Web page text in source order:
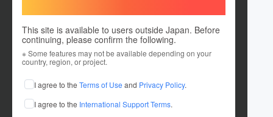
This site is available to users outside Japan. Before
continuing, please confirm the following.
※ Some features may not be available depending on your
country, region, or project.
I agree to the Terms of Use and Privacy Policy.
I agree to the International Support Terms.
808Inc
これまでに1件のプロジェクトを投稿しています
在住国：日本 現在地：大阪府